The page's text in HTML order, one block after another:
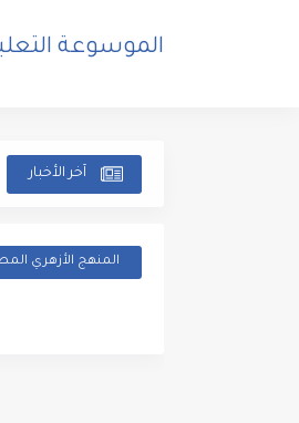
الموسوعة
آخر الأخبار
المنهج الأزهري